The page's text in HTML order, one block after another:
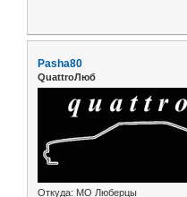
Pasha80
QuattroЛюб
Откуда: МО Люберцы